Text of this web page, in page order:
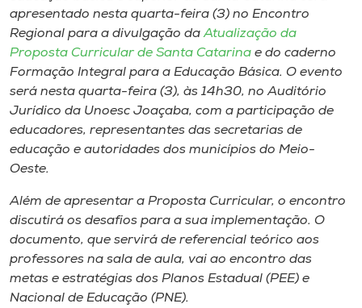
Selecione
o idioma
A+
A-
apresentado nesta quarta-feira (3) no Encontro
Regional para a divulgação daAtualização da
Proposta Curricular de Santa Catarina e do caderno
Formação Integral para a Educação Básica. O evento
será nesta quarta-feira (3), às 14h30, no Auditório
Jurídico da Unoesc Joaçaba, com a participação de
educadores, representantes das secretarias de
educação e autoridades dos municípios do Meio-
Oeste.
Além de apresentar a Proposta Curricular, o encontro
discutirá os desafios para a sua implementação. O
documento, que servirá de referencial teórico aos
professores na sala de aula, vai ao encontro das
metas e estratégias dos Planos Estadual (PEE) e
Nacional de Educação (PNE).